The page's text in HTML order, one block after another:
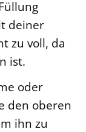
deiner
zu voll, da
ist.
oder
den oberen
ihn zu